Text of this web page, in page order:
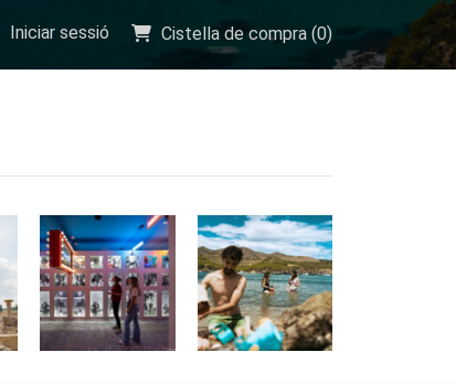
Iniciar sessió Cistella de compra (0)